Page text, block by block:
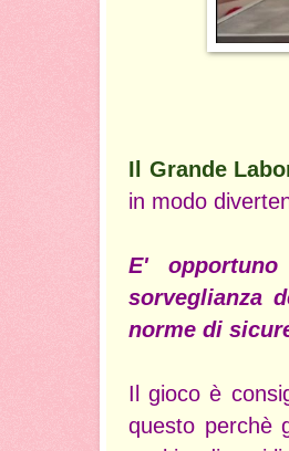
Il Grande
in modo
E'
sorveglianza
norme di
Il gioco è
questo perchè